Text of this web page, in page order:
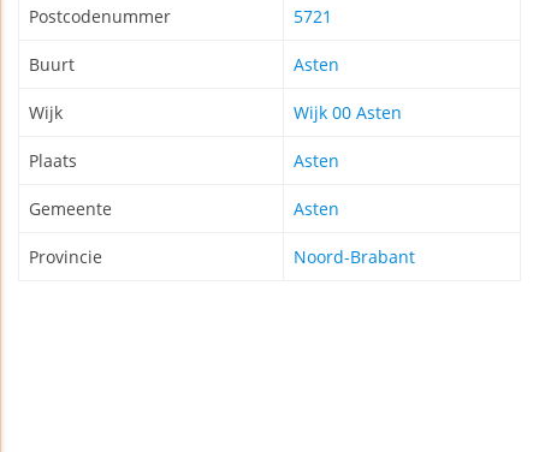
Postcodenummer 5721
Buurt Asten
Wijk Wijk 00 Asten
Plaats Asten
Gemeente Asten
Provincie Noord-Brabant